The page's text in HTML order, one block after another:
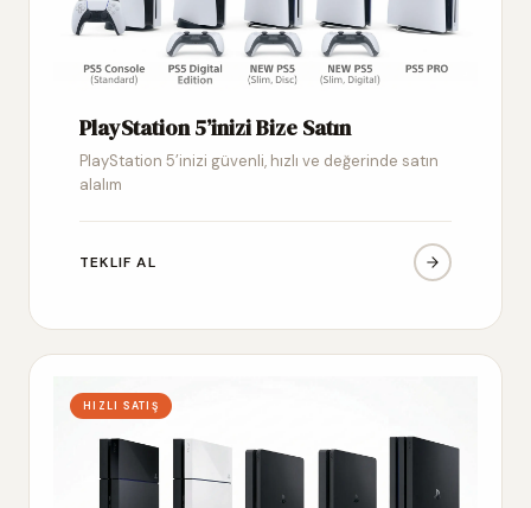
PlayStation 5’inizi Bize Satın
PlayStation 5’inizi güvenli, hızlı ve değerinde satın
alalım
TEKLIF AL
HIZLI SATIŞ